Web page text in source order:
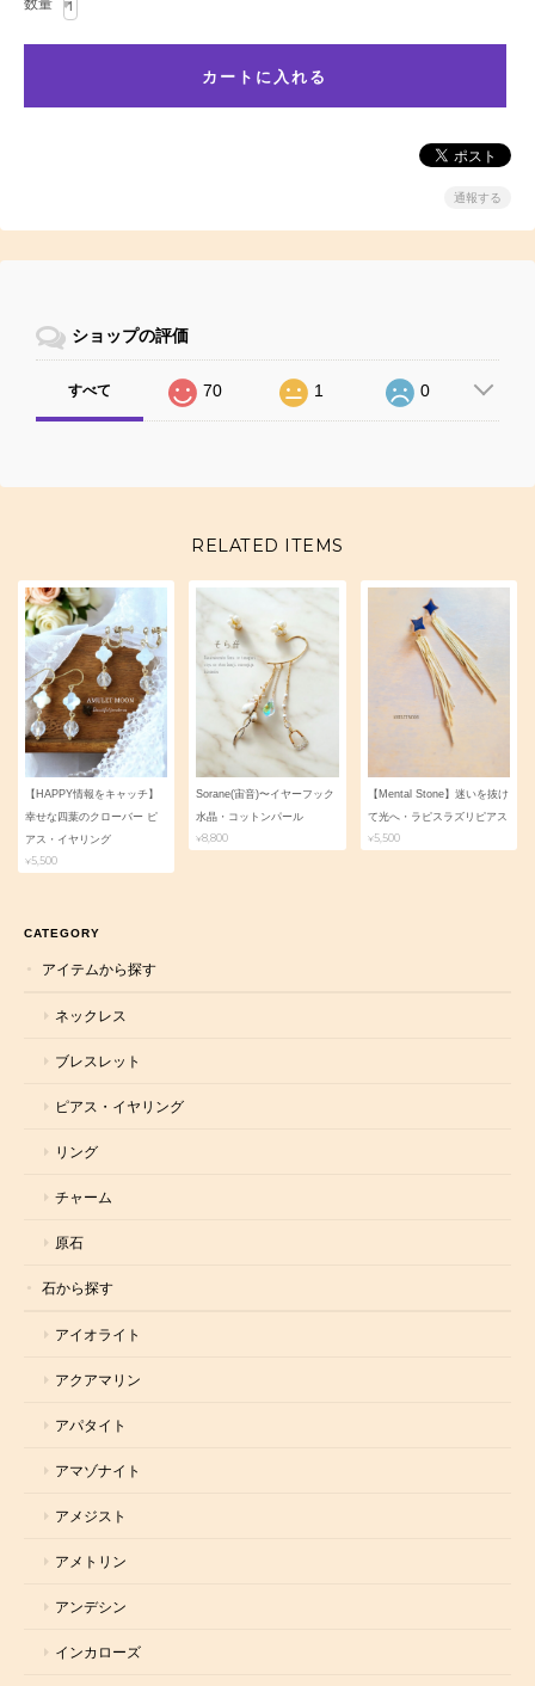
数量
通報する
ショップの評価
すべて 70 1 0
RELATED ITEMS
【HAPPY情報をキャッチ】
幸せな四葉のクローバー ピ
アス・イヤリング
¥5,500
Sorane(宙音)〜イヤーフック
水晶・コットンパール
¥8,800
【Mental Stone】迷いを抜け
て光へ・ラピスラズリピアス
¥5,500
CATEGORY
アイテムから探す
ネックレス
ブレスレット
ピアス・イヤリング
リング
チャーム
原石
石から探す
アイオライト
アクアマリン
アパタイト
アマゾナイト
アメジスト
アメトリン
アンデシン
インカローズ